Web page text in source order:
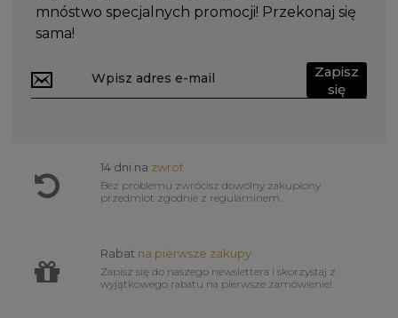
mnóstwo specjalnych promocji! Przekonaj się
sama!
Zapisz
się
14 dni na zwrot
Bez problemu zwrócisz dowolny zakupiony
przedmiot zgodnie z regulaminem.
Rabat na pierwsze zakupy
Zapisz się do naszego newslettera i skorzystaj z
wyjątkowego rabatu na pierwsze zamówienie!